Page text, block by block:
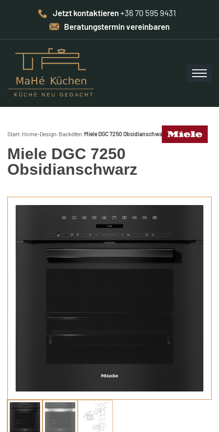
Jetzt kontaktieren+36 70 595 9431
Beratungstermin vereinbaren
Start› Home-Design› Backöfen›Miele DGC 7250 Obsidianschwarz
Miele DGC 7250
Obsidianschwarz